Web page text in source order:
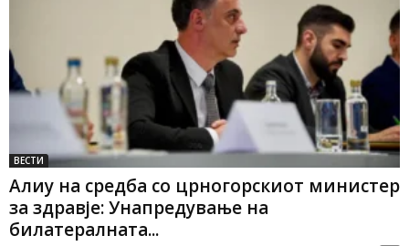
ВЕСТИ
Алиу на средба со црногорскиот министер
за здравје: Унапредување на
билатералната...